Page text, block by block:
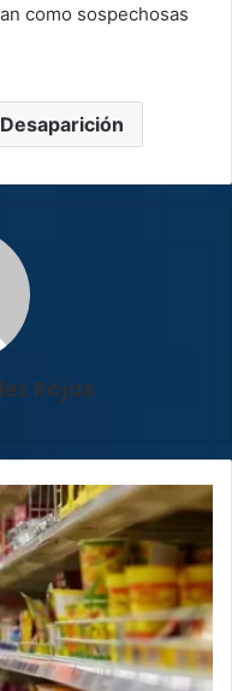
como sospechosas
Desaparición
Rojas